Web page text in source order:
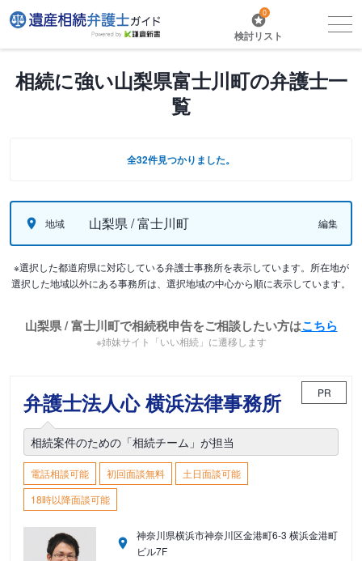
0
検討リスト
相続に強い山梨県富士川町の弁護士一
覧
全32件見つかりました。
地域 山梨県 / 富士川町 編集
※選択した都道府県に対応している弁護士事務所を表示しています。所在地が
選択した地域以外にある事務所は、選択地域の中心から順に表示しています。
山梨県 / 富士川町で相続税申告をご相談したい方はこちら
※姉妹サイト「いい相続」に遷移します
弁護士法人心 横浜法律事務所 PR
相続案件のための「相続チーム」が担当
電話相談可能 初回面談無料
土日面談可能
18時以降面談可能
神奈川県横浜市神奈川区金港町6-3 横浜金港町
ビル7F